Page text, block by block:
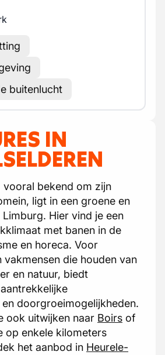
buitenlucht
IN
vooral bekend om zijn
ligt in een groene en
Hier vind je een
met banen in de
en horeca. Voor
vakmensen die houden van
en natuur, biedt
doorgroeimogelijkheden.
ook uitwijken naar Boirs of
op enkele kilometers
het aanbod in Heurele-